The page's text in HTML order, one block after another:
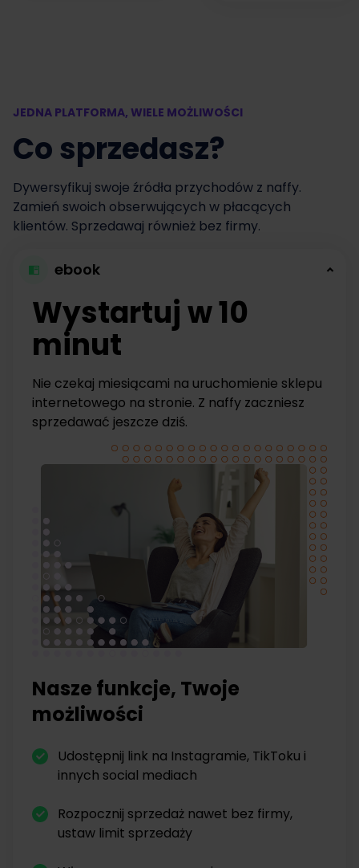
JEDNA PLATFORMA, WIELE MOŻLIWOŚCI
Co sprzedasz?
Dywersyfikuj swoje źródła przychodów z naffy.
Zamień swoich obserwujących w płacących
klientów. Sprzedawaj również bez firmy.
ebook
Wystartuj w 10
minut
Nie czekaj miesiącami na uruchomienie sklepu
internetowego na stronie. Z naffy zaczniesz
sprzedawać jeszcze dziś.
Nasze funkcje, Twoje
możliwości
Udostępnij link na Instagramie, TikToku i
innych social mediach
Rozpocznij sprzedaż nawet bez firmy,
ustaw limit sprzedaży